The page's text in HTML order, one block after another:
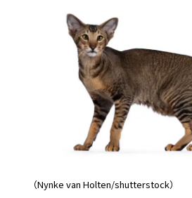
（Nynke van Holten/shutterstock）